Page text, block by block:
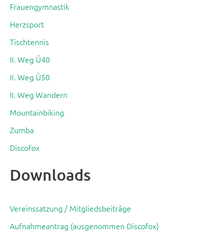
Frauengymnastik
Herzsport
Tischtennis
II. Weg Ü40
II. Weg Ü50
II. Weg Wandern
Mountainbiking
Zumba
Discofox
Downloads
Vereinssatzung / Mitgliedsbeiträge
Aufnahmeantrag (ausgenommen Discofox)